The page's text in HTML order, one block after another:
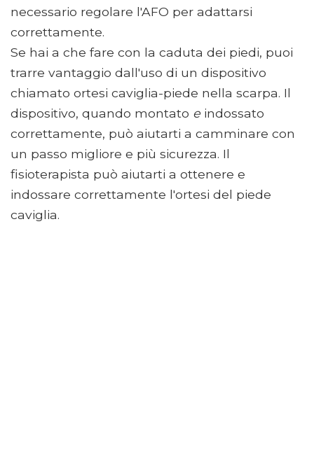
necessario regolare l'AFO per adattarsi
correttamente.
Se hai a che fare con la caduta dei piedi, puoi
trarre vantaggio dall'uso di un dispositivo
chiamato ortesi caviglia-piede nella scarpa. Il
dispositivo, quando montato e indossato
correttamente, può aiutarti a camminare con
un passo migliore e più sicurezza. Il
fisioterapista può aiutarti a ottenere e
indossare correttamente l'ortesi del piede
caviglia.